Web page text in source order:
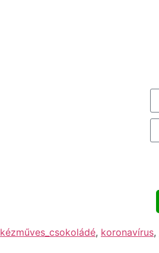
kézműves_csokoládé, koronavírus,